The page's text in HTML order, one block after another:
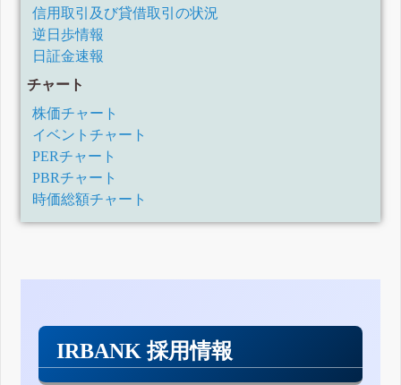
信用取引及び貸借取引の状況
逆日歩情報
日証金速報
チャート
株価チャート
イベントチャート
PERチャート
PBRチャート
時価総額チャート
IRBANK 採用情報